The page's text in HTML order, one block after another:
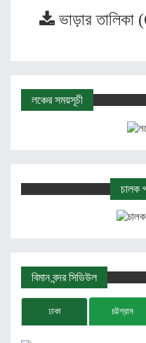
ভাড়ার
লঞ্চের সময়সূচী
চালক
বিমান বন্দর সিডিউল
ঢাকা চট্টগ্রাম